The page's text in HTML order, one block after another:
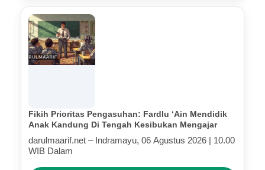
Fikih Prioritas Pengasuhan: Fardlu ‘Ain Mendidik
Anak Kandung Di Tengah Kesibukan Mengajar
darulmaarif.net – Indramayu, 06 Agustus 2026 | 10.00
WIB Dalam